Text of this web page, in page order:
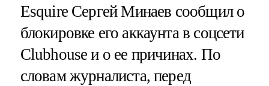
Esquire Сергей Минаев сообщил о
блокировке его аккаунта в соцсети
Clubhouse и о ее причинах. По
словам журналиста, перед